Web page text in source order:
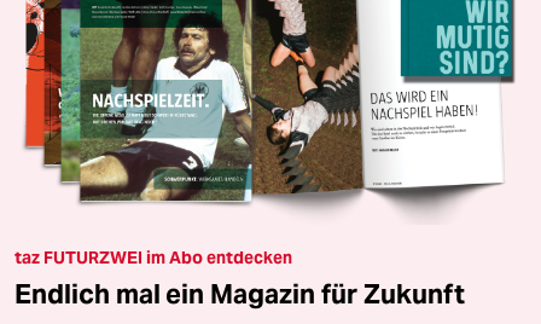
taz FUTURZWEI im Abo entdecken
Endlich mal ein Magazin für Zukunft